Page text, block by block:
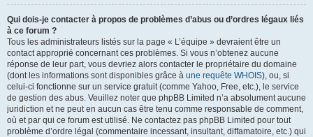
Qui dois-je contacter à propos de problèmes d’abus ou d’ordres légaux liés
à ce forum ?
Tous les administrateurs listés sur la page « L’équipe » devraient être un
contact approprié concernant ces problèmes. Si vous n’obtenez aucune
réponse de leur part, vous devriez alors contacter le propriétaire du domaine
(dont les informations sont disponibles grâce à une requête WHOIS), ou, si
celui-ci fonctionne sur un service gratuit (comme Yahoo, Free, etc.), le service
de gestion des abus. Veuillez noter que phpBB Limited n’a absolument aucune
juridiction et ne peut en aucun cas être tenu comme responsable de comment,
où et par qui ce forum est utilisé. Ne contactez pas phpBB Limited pour tout
problème d’ordre légal (commentaire incessant, insultant, diffamatoire, etc.) qui